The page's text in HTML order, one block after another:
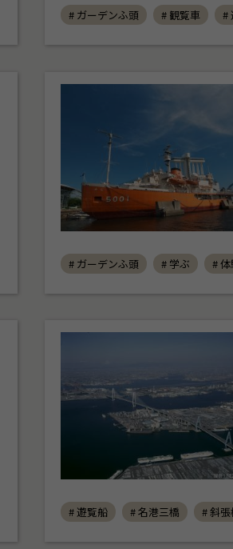
# ガーデンふ頭 # 観覧車 #
# ガーデンふ頭 # 学ぶ #
# 遊覧船 # 名港三橋 # 斜張